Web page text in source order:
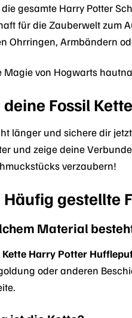
gesamte Harry Potter
für die Zauberwelt zum
Ohrringen, Armbändern
Magie von Hogwarts
deine Fossil
länger und sichere dir
und zeige deine
verzaubern!
Häufig gestellte
Material
Kette Harry Potter
oder anderen